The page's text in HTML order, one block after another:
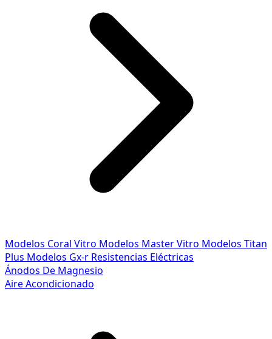
Modelos Coral Vitro Modelos Master Vitro Modelos Titan
Plus Modelos Gx-r Resistencias Eléctricas
Ánodos De Magnesio
Aire Acondicionado